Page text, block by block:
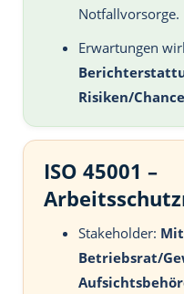
Notfallvorsorge.
Erwartungen
Risiken/
ISO 45001 –
Stakeholder:
Betriebsrat/